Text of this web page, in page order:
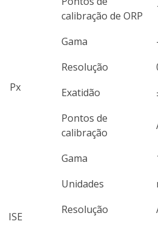
calibração de ORP
Px
Gama
Resolução
Exatidão
Pontos de
calibração
ISE
Gama
Unidades
Resolução